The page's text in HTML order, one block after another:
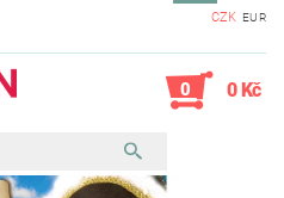
CZK EUR
0 0 Kč